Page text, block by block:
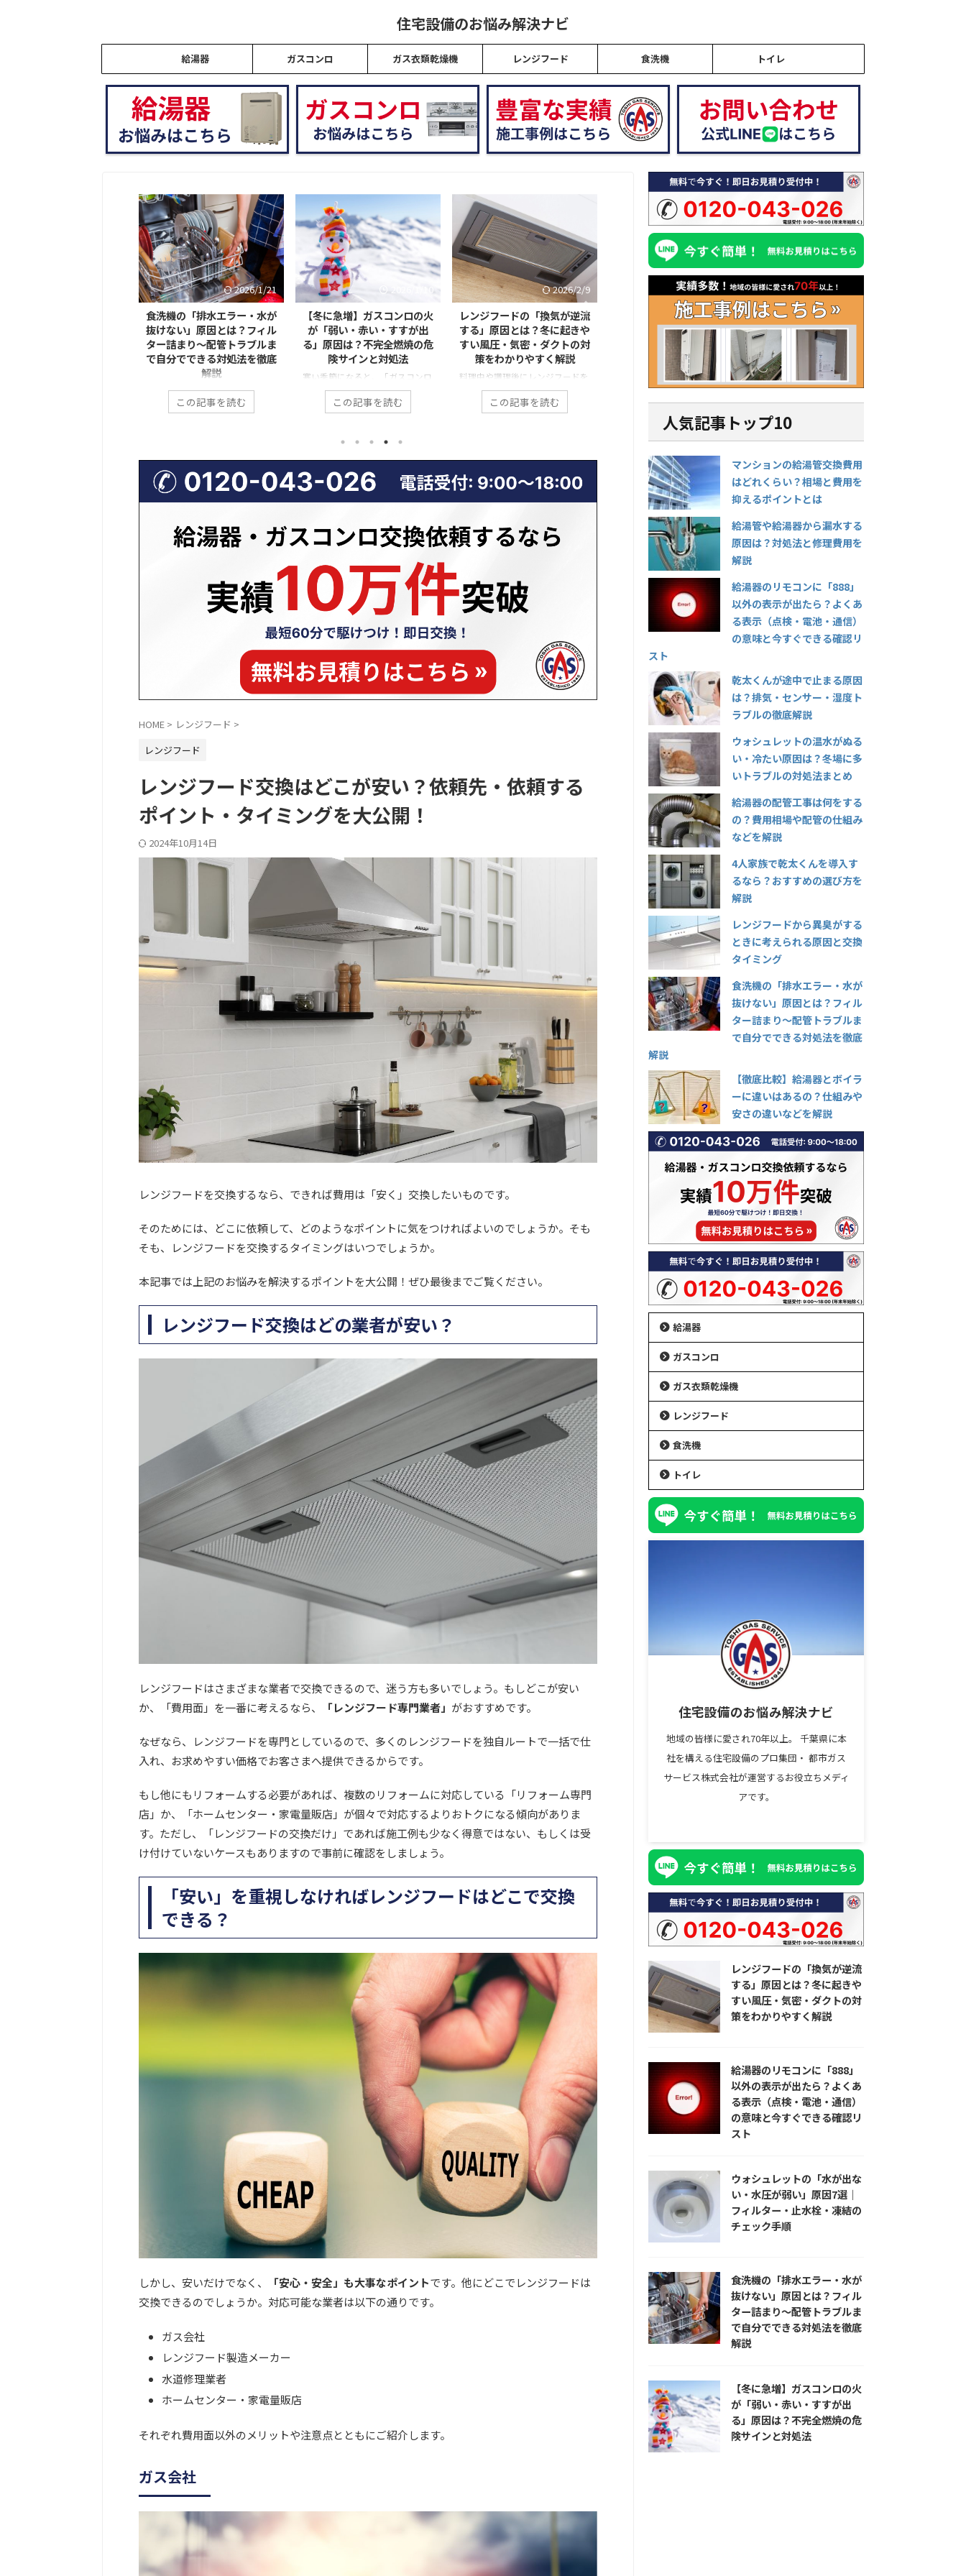
住宅設備のお悩み解決ナビ
給湯器 ガスコンロ ガス衣類乾燥機 レンジフード 食洗機 トイレ
2026/1/21
食洗機の「排水エラー・水が
抜けない」原因とは？フィル
ター詰まり〜配管トラブルま
で自分でできる対処法を徹底
解説
「食洗機を回したのに、なぜか途
中で止まったまま…」 「運転が終
排水トラブルは、実は非常に多
く、修理相談の中でも上位を占め
ます。 排水できない状態が続く
と、洗浄不良だけでなく、悪臭・
もあります。 一方で、原因の多く
は「詰まり」などの比較的単純な
めば自分で解決できるケースも少
なくありません。 この記事で
は、食洗機の排水エラーや水が抜
この記事を読む
2026/1/10
【冬に急増】ガスコンロの火
が「弱い・赤い・すすが出
る」原因は？不完全燃焼の危
険サインと対処法
寒い季節になると、「ガスコンロ
の火が弱い気がする」「炎が赤っ
ぽくなっている」「鍋の底が黒く
ロの不調だけでなく、不完全燃焼
という危険な状態の前兆であるこ
とも少なくありません。特に冬場
は、換気不足や使用環境の変化に
悪化しやすい時期です。 本記事で
は、冬にガスコンロの火トラブル
が増える理由から、「火が弱い・
赤い・すすが出る」具体的な原
因、不完全燃焼の危険性、そして
自分でできる対処法や業者に相 ...
この記事を読む
2026/2/9
レンジフードの「換気が逆流
する」原因とは？冬に起きや
すい風圧・気密・ダクトの対
策をわかりやすく解説
料理中や調理後にレンジフードを
回しているのに、「なぜかキッチ
ンににおいが残る」「外の冷たい
換気がうまく外へ排出されず、
「逆流」している可能性がありま
す。 特に冬場は、外気との温度差
や風圧の影響で換気トラブルが起
レンジフードの換気逆流が起こる
仕組みや主な原因、そして自分で
べきケースまで、わかりやすく解
説します。ぜひ最後までご覧くだ
さい！ レンジフードの換気はど
この記事を読む
2026/2/9
給湯器のリモコンに「888」
以外の表示が出たら？よくあ
る表示（点検・電池・通信）
の意味と今すぐできる確認リ
スト
給湯器のリモコンをふと見たと
き、見慣れない数字や記号が表示
されていて「これって故障？」
「お湯が使えなくなるの？」と不
とくに「888」以外の表示が出た
場合、多くの人が戸惑ってしまい
ます。 実は、給湯器のリモコンに
表示される数字やマークの多く
は、機器の状態や異常を知らせ
る“サイン”です。正しく意味を理
解すれば、あわてずに対処できる
ケースも少なくありません。 この
記事では、「888」以外の表示が
出たときに考えられる原因や意
味、今すぐできる確認方法、業者
に相談すべきタイミングまで、わ
この記事を読む
ウォシュレットの「水が出な
い・水圧が弱い」原因7選｜
フィルター・止水栓・凍結の
チェック手順
ウォシュレットを使おうとした瞬
間に「水が出ない」「勢いが弱す
ぎて洗浄できない」と気づくと、
誰でも焦ってしまいます。 特に朝
し、ウォシュレットの水が出な
い・水圧が弱いトラブルは、重大
な故障ではないケースが非常に多
いのが特徴です。 実際には、止水
栓の開け忘れや給水フィルターの
詰まりなど、少し確認するだけで
解決できる原因が多くを占めてい
ある原因7つ 自分でできる安全な
チェック手順 修理を呼ぶ判 ...
この記事を読む
HOME > レンジフード >
レンジフード
レンジフード交換はどこが安い？依頼先・依頼する
ポイント・タイミングを大公開！
2024年10月14日
レンジフードを交換するなら、できれば費用は「安く」交換したいものです。
そのためには、どこに依頼して、どのようなポイントに気をつければよいのでしょうか。そも
そも、レンジフードを交換するタイミングはいつでしょうか。
本記事では上記のお悩みを解決するポイントを大公開！ぜひ最後までご覧ください。
レンジフード交換はどの業者が安い？
レンジフードはさまざまな業者で交換できるので、迷う方も多いでしょう。もしどこが安い
か、「費用面」を一番に考えるなら、
「レンジフード専門業者」 がおすすめです。
なぜなら、レンジフードを専門としているので、多くのレンジフードを独自ルートで一括で仕
入れ、お求めやすい価格でお客さまへ提供できるからです。
もし他にもリフォームする必要があれば、複数のリフォームに対応している「リフォーム専門
店」か、「ホームセンター・家電量販店」が個々で対応するよりおトクになる傾向がありま
す。ただし、「レンジフードの交換だけ」であれば施工例も少なく得意ではない、もしくは受
け付けていないケースもありますので事前に確認をしましょう。
「安い」を重視しなければレンジフードはどこで交換
できる？
しかし、安いだけでなく、 「安心・安全」も大事なポイントです。他にどこでレンジフードは
交換できるのでしょうか。対応可能な業者は以下の通りです。
ガス会社
レンジフード製造メーカー
水道修理業者
ホームセンター・家電量販店
それぞれ費用面以外のメリットや注意点とともにご紹介します。
ガス会社
人気記事トップ10
マンションの給湯管交換費用
はどれくらい？相場と費用を
抑えるポイントとは
給湯管や給湯器から漏水する
原因は？対処法と修理費用を
解説
給湯器のリモコンに「888」
以外の表示が出たら？よくあ
る表示（点検・電池・通信）
の意味と今すぐできる確認リ
スト
乾太くんが途中で止まる原因
は？排気・センサー・湿度ト
ラブルの徹底解説
ウォシュレットの温水がぬる
い・冷たい原因は？冬場に多
いトラブルの対処法まとめ
給湯器の配管工事は何をする
の？費用相場や配管の仕組み
などを解説
4人家族で乾太くんを導入す
るなら？おすすめの選び方を
解説
レンジフードから異臭がする
ときに考えられる原因と交換
タイミング
食洗機の「排水エラー・水が
抜けない」原因とは？フィル
ター詰まり〜配管トラブルま
で自分でできる対処法を徹底
解説
【徹底比較】給湯器とボイラ
ーに違いはあるの？仕組みや
安さの違いなどを解説
給湯器
ガスコンロ
ガス衣類乾燥機
レンジフード
食洗機
トイレ
住宅設備のお悩み解決ナビ
地域の皆様に愛され70年以上。 千葉県に本
社を構える住宅設備のプロ集団・ 都市ガス
サービス株式会社が運営するお役立ちメディ
アです。
レンジフードの「換気が逆流
する」原因とは？冬に起きや
すい風圧・気密・ダクトの対
策をわかりやすく解説
給湯器のリモコンに「888」
以外の表示が出たら？よくあ
る表示（点検・電池・通信）
の意味と今すぐできる確認リ
スト
ウォシュレットの「水が出な
い・水圧が弱い」原因7選｜
フィルター・止水栓・凍結の
チェック手順
食洗機の「排水エラー・水が
抜けない」原因とは？フィル
ター詰まり〜配管トラブルま
で自分でできる対処法を徹底
解説
【冬に急増】ガスコンロの火
が「弱い・赤い・すすが出
る」原因は？不完全燃焼の危
険サインと対処法